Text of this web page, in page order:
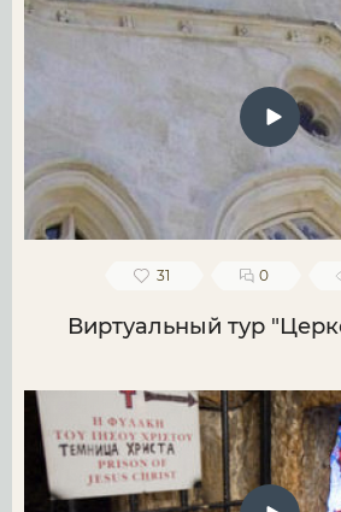
31 0
Виртуальный тур